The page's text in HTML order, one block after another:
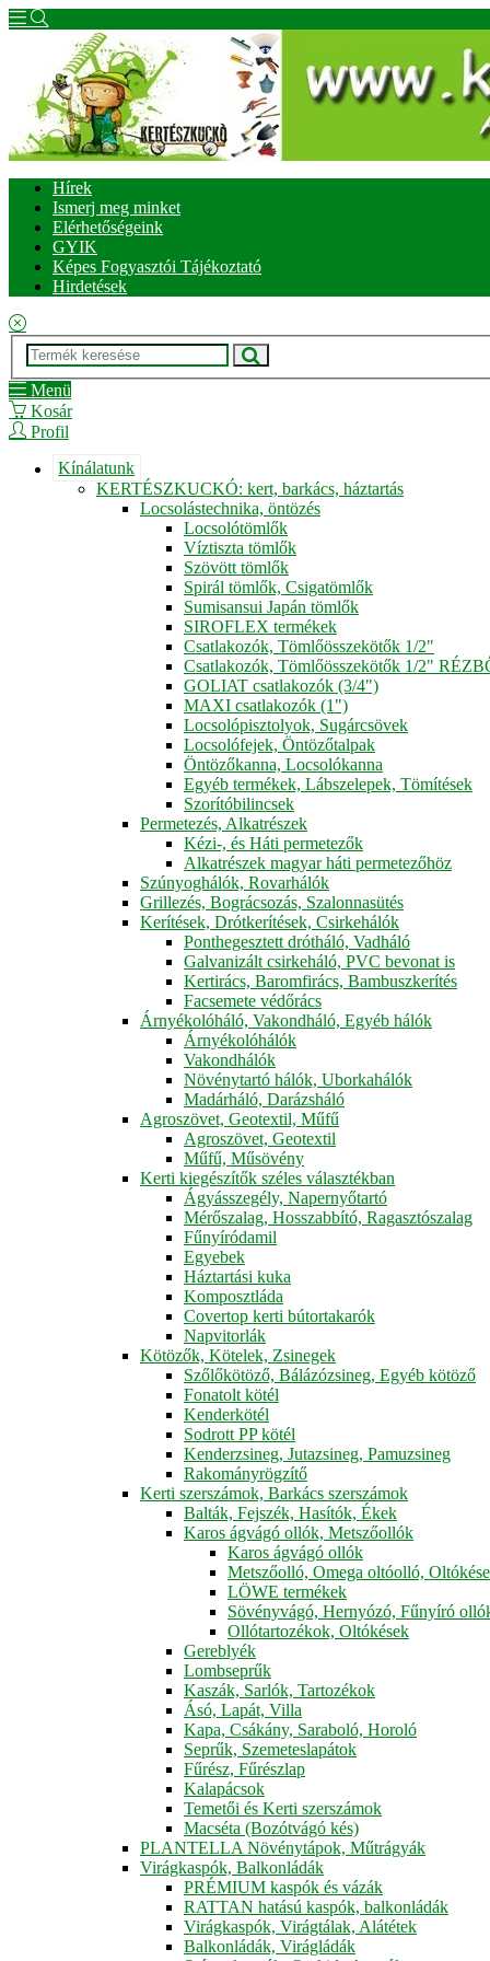
Hírek
Ismerj meg minket
Elérhetőségeink
GYIK
Képes Fogyasztói Tájékoztató
Hirdetések
Menü
Kosár
Profil
Kínálatunk
KERTÉSZKUCKÓ: kert, barkács, háztartás
Locsolástechnika, öntözés
Locsolótömlők
Víztiszta tömlők
Szövött tömlők
Spirál tömlők, Csigatömlők
Sumisansui Japán tömlők
SIROFLEX termékek
Csatlakozók, Tömlőösszekötők 1/2"
Csatlakozók, Tömlőösszekötők 1/2"
GOLIAT csatlakozók (3/4")
MAXI csatlakozók (1")
Locsolópisztolyok, Sugárcsövek
Locsolófejek, Öntözőtalpak
Öntözőkanna, Locsolókanna
Egyéb termékek, Lábszelepek, Tömítések
Szorítóbilincsek
Permetezés, Alkatrészek
Kézi-, és Háti permetezők
Alkatrészek magyar háti permetezőhöz
Szúnyoghálók, Rovarhálók
Grillezés, Bográcsozás, Szalonnasütés
Kerítések, Drótkerítések, Csirkehálók
Ponthegesztett drótháló, Vadháló
Galvanizált csirkeháló, PVC bevonat is
Kertirács, Baromfirács, Bambuszkerítés
Facsemete védőrács
Árnyékolóháló, Vakondháló, Egyéb hálók
Árnyékolóhálók
Vakondhálók
Növénytartó hálók, Uborkahálók
Madárháló, Darázsháló
Agroszövet, Geotextil, Műfű
Agroszövet, Geotextil
Műfű, Műsövény
Kerti kiegészítők széles választékban
Ágyásszegély, Napernyőtartó
Mérőszalag, Hosszabbító, Ragasztószalag
Fűnyíródamil
Egyebek
Háztartási kuka
Komposztláda
Covertop kerti bútortakarók
Napvitorlák
Kötözők, Kötelek, Zsinegek
Szőlőkötöző, Bálázózsineg, Egyéb kötöző
Fonatolt kötél
Kenderkötél
Sodrott PP kötél
Kenderzsineg, Jutazsineg, Pamuzsineg
Rakományrögzítő
Kerti szerszámok, Barkács szerszámok
Balták, Fejszék, Hasítók, Ékek
Karos ágvágó ollók, Metszőollók
Karos ágvágó ollók
Metszőolló, Omega oltóolló,
LÖWE termékek
Sövényvágó, Hernyózó, Fűnyíró
Ollótartozékok, Oltókések
Gereblyék
Lombseprűk
Kaszák, Sarlók, Tartozékok
Ásó, Lapát, Villa
Kapa, Csákány, Saraboló, Horoló
Seprűk, Szemeteslapátok
Fűrész, Fűrészlap
Kalapácsok
Temetői és Kerti szerszámok
Macséta (Bozótvágó kés)
PLANTELLA Növénytápok, Műtrágyák
Virágkaspók, Balkonládák
PRÉMIUM kaspók és vázák
RATTAN hatású kaspók, balkonládák
Virágkaspók, Virágtálak, Alátétek
Balkonládák, Virágládák